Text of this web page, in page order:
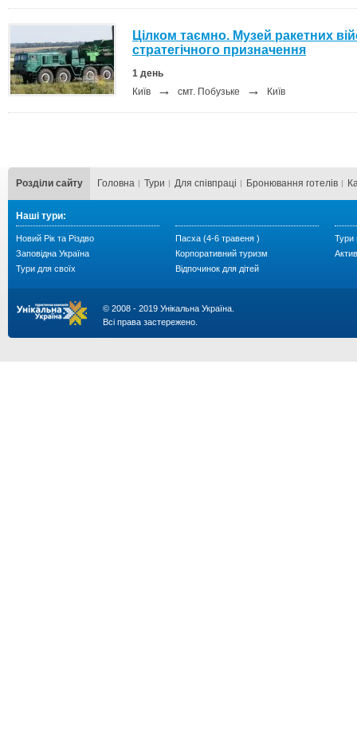
Цілком таємно. Музей ракетних
стратегічного призначення
1 день
Київ
→ смт. Побузьке → Київ
Розділи сайту Головна Тури Для cпівпраці Бронювання готелів
Наші тури:
Новий Рік та Різдво
Заповідна Україна
Тури для своїх
Пасха (4-6 травеня )
Корпоративний туризм
Відпочинок для дітей
Тури
© 2008 - 2019 Унікальна Україна.
Всі права застережено.